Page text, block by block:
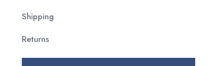
Shipping
Returns